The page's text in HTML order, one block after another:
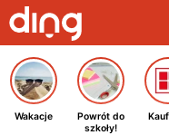
Wakacje
Powrót do
szkoły!